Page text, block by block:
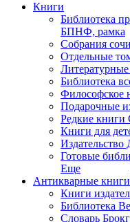
Книги
Библиотека
БПНФ, рамка
Собрания
Отдельные
Библиотека
Философское
Подарочные
Редкие
Книги для
Готовые
Еще
Антикварные книги
Книги
Библиотека
Словарь